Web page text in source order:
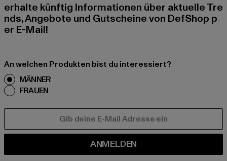
erhalte künftig Informationen über aktuelle Tre
nds, Angebote und Gutscheine von DefShop p
er E-Mail!
An welchen Produkten bist du interessiert?
MÄNNER
FRAUEN
ANMELDEN